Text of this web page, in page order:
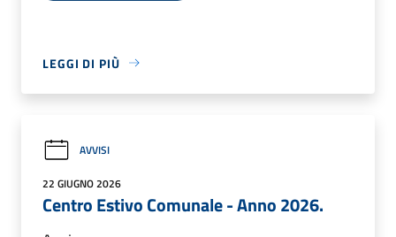
LEGGI DI PIÙ
AVVISI
22 GIUGNO 2026
Centro Estivo Comunale - Anno 2026.